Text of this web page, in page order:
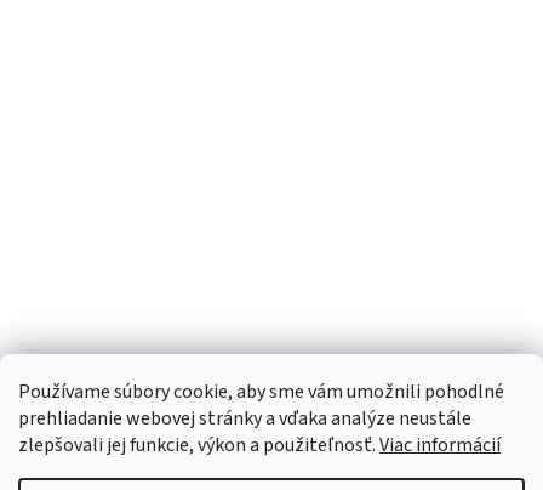
Používame súbory cookie, aby sme vám umožnili pohodlné
prehliadanie webovej stránky a vďaka analýze neustále
zlepšovali jej funkcie, výkon a použiteľnosť.Viac informácií